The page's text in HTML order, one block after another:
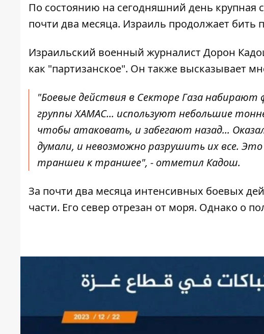
По состоянию на сегодняшний день крупная
почти два месяца. Израиль продолжает бить
Израильский военный журналист Дорон
как "партизанское". Он также высказывает
"Боевые действия в Секторе Газа
группы ХАМАС... используют небольшие
чтобы атаковать, и забегают назад...
думали, и невозможно разрушить их все.
траншеи к траншее", - отметил Кадош.
За почти два месяца интенсивных боевых
части. Его север отрезан от моря. Однако о